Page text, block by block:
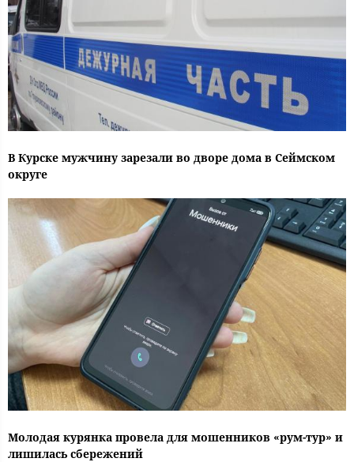
В Курске мужчину зарезали во дворе дома в Сеймском
округе
Молодая курянка провела для мошенников «рум-тур» и
лишилась сбережений